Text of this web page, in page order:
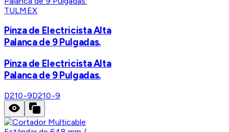
TULMEX
Pinza de Electricista Alta
Palanca de 9 Pulgadas.
Pinza de Electricista Alta
Palanca de 9 Pulgadas.
D210-9D210-9